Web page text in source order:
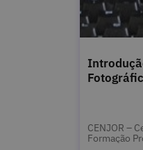
CENJOR –
Formação